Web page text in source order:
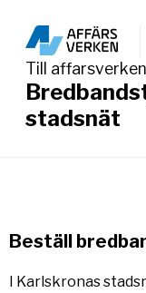
stadsnät
Till
Beställ
I Karlskronas